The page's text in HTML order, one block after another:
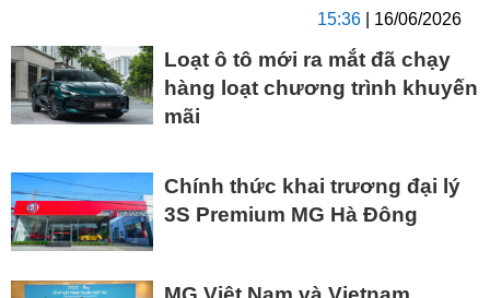
15:36 | 16/06/2026
Loạt ô tô mới ra mắt đã chạy
hàng loạt chương trình khuyến
mãi
Chính thức khai trương đại lý
3S Premium MG Hà Đông